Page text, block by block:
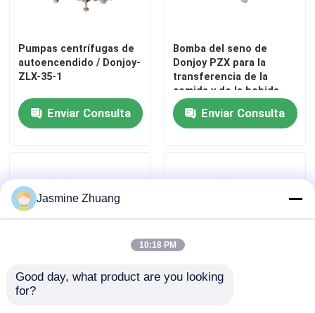
Pumpas centrífugas de
autoencendido / Donjoy-
ZLX-35-1
Enviar Consulta
Bomba del seno de
Donjoy PZX para la
transferencia de la
comida y de la bebida
Enviar Consulta
Bomba de impulsor
Jasmine Zhuang
10:18 PM
Good day, what product are you looking
for?